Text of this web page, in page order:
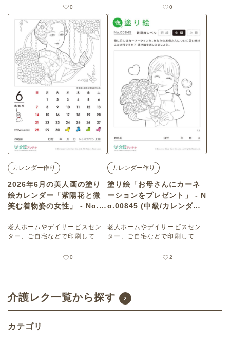
け介護レク素材 2026年7月の塗
り絵カレンダー「スイカ」（カ
レンダー作り・初級）です。 関
連キーワード：七月・文月・Jul
y・７月・すいか・夏の果物・果
物・くだもの
0
け介護レク素材 2026年6月の塗
り絵カレンダー「カーネーショ
ン」（カレンダー作り・中級）
です。 関連キーワード：六月・
水無月・June・６月・母の日・
ははの日・花・フラワー・かー
0
カレンダー作り
2026年6月の美人画の塗り
絵カレンダー「紫陽花と微
笑む着物姿の女性」 - No.0
2725 (上級/カレンダー作り
の介護レク素材)
老人ホームやデイサービスセン
ター、ご自宅などで印刷してお
使いいただける無料の高齢者向
け介護レク素材 2026年6月の美
連キーワード：六月・水無月・J
une・６月・美人画・和装・きも
の・あじさい・風情
0
カレンダー作り
塗り絵「お母さんにカーネ
ーションをプレゼント」 - N
o.00845 (中級/カレンダー
作りの介護レク素材)
老人ホームやデイサービスセン
ター、ご自宅などで印刷してお
使いいただける無料の高齢者向
け介護レク素材 塗り絵「お母さ
y・母の日・女の子・カーネーシ
ョン
2
介護レク一覧から探す
カテゴリ